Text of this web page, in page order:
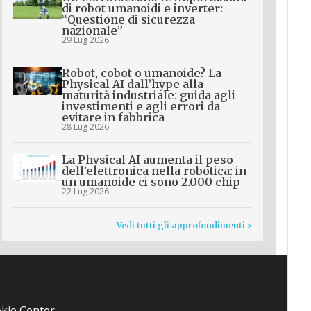
di robot umanoidi e inverter:
“Questione di sicurezza
nazionale”
29 Lug 2026
Robot, cobot o umanoide? La
Physical AI dall’hype alla
maturità industriale: guida agli
investimenti e agli errori da
evitare in fabbrica
28 Lug 2026
La Physical AI aumenta il peso
dell’elettronica nella robotica: in
un umanoide ci sono 2.000 chip
22 Lug 2026
Vedi tutti gli approfondimenti >